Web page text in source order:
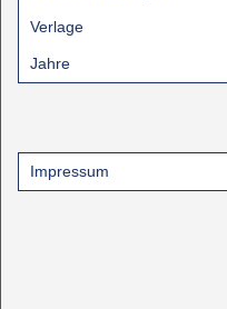
Verlage
Jahre
Impressum